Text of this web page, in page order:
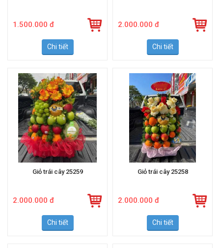
1.500.000 đ
Chi tiết
2.000.000 đ
Chi tiết
Giỏ trái cây 25259
2.000.000 đ
Chi tiết
Giỏ trái cây 25258
2.000.000 đ
Chi tiết